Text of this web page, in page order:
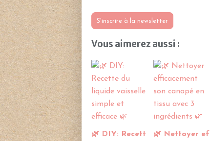
S'inscrire à la newsletter
Vous aimerez aussi :
🌿 DIY: Recett
🌿 Nettoyer ef